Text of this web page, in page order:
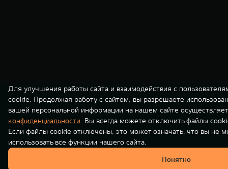
Для улучшения работы сайта и взаимодействия с
cookie. Продолжая работу с сайтом, вы разрешаете
вашей персональной информации на нашем сайте
конфиденциальности. Вы всегда можете отключить файлы
Если файлы cookie отключены, это может означать, что вы не
использовать все функции нашего сайта.
Понятно